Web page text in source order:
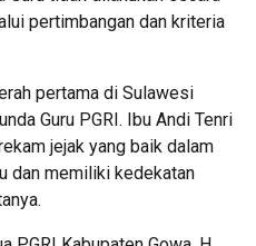
pertimbangan dan kriteria
pertama di Sulawesi
Guru PGRI. Ibu Andi Tenri
jejak yang baik dalam
dan memiliki kedekatan